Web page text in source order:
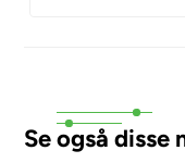
Se også disse